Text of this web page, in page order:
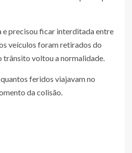
e precisou ficar interditada entre
veículos foram retirados do
trânsito voltou a normalidade.
feridos viajavam no
da colisão.